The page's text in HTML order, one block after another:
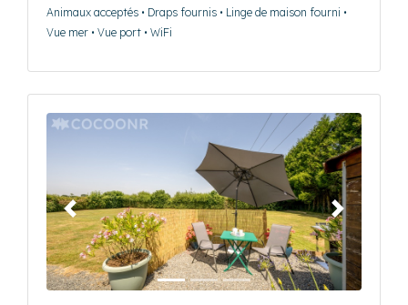
Animaux acceptés • Draps fournis • Linge de maison fourni •
Vue mer • Vue port • WiFi
Précédent Suivant